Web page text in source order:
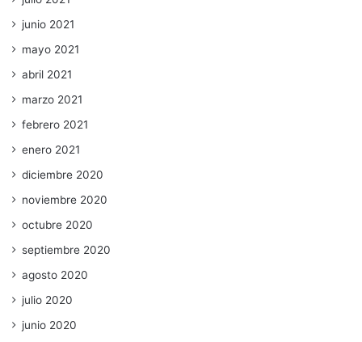
junio 2021
mayo 2021
abril 2021
marzo 2021
febrero 2021
enero 2021
diciembre 2020
noviembre 2020
octubre 2020
septiembre 2020
agosto 2020
julio 2020
junio 2020